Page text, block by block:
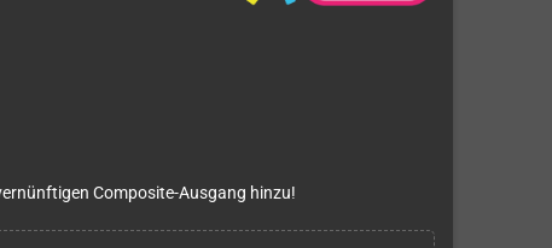
Composite-Ausgang hinzu!